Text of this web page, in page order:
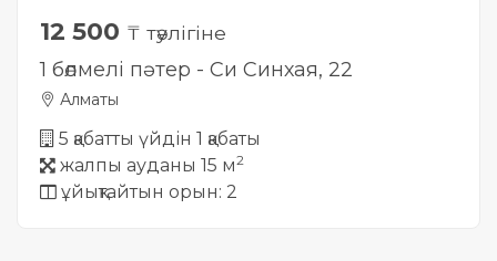
12 500 ₸ тәулігіне
1 бөлмелі пәтер - Си Синхая, 22
Алматы
5 қабатты үйдін 1 қабаты
жалпы ауданы 15 м2
ұйықтайтын орын: 2